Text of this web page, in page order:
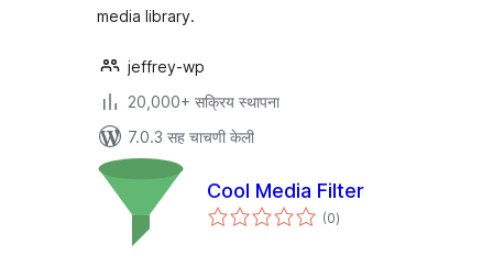
media library.
jeffrey-wp
20,000+ सक्रिय स्थापना
7.0.3 सह चाचणी केली
Cool Media Filter
(0एकूण
मूल्यांकन
)